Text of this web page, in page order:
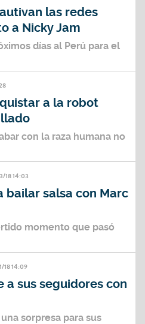
las redes
a Nicky Jam
días al Perú para el
a la robot
con la raza humana no
18 14:03
bailar salsa con Marc
momento que pasó
18 14:09
sus seguidores con
sorpresa para sus